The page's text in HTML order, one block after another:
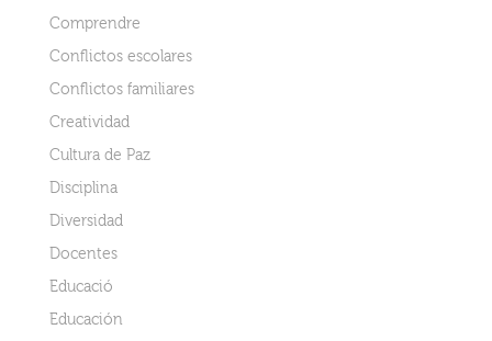
Comprendre
Conflictos escolares
Conflictos familiares
Creatividad
Cultura de Paz
Disciplina
Diversidad
Docentes
Educació
Educación